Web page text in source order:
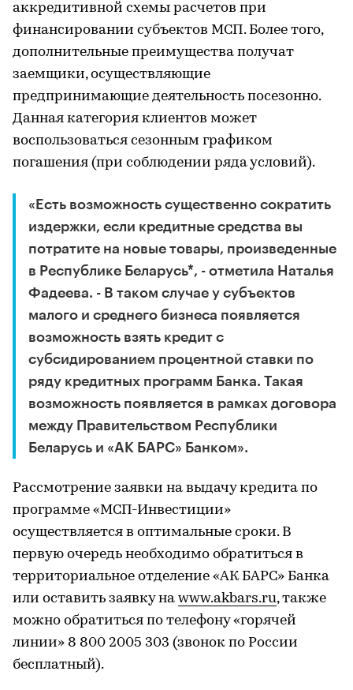
аккредитивной схемы расчетов при
финансировании субъектов МСП. Более того,
дополнительные преимущества получат
заемщики, осуществляющие
предпринимающие деятельность посезонно.
Данная категория клиентов может
воспользоваться сезонным графиком
погашения (при соблюдении ряда условий).
«Есть возможность существенно сократить
издержки, если кредитные средства вы
потратите на новые товары, произведенные
в Республике Беларусь*, - отметила Наталья
Фадеева. - В таком случае у субъектов
малого и среднего бизнеса появляется
возможность взять кредит с
субсидированием процентной ставки по
ряду кредитных программ Банка. Такая
возможность появляется в рамках договора
между Правительством Республики
Беларусь и «АК БАРС» Банком».
Рассмотрение заявки на выдачу кредита по
программе «МСП-Инвестиции»
осуществляется в оптимальные сроки. В
первую очередь необходимо обратиться в
территориальное отделение «АК БАРС» Банка
или оставить заявку на www.akbars.ru, также
можно обратиться по телефону «горячей
линии» 8 800 2005 303 (звонок по России
бесплатный).